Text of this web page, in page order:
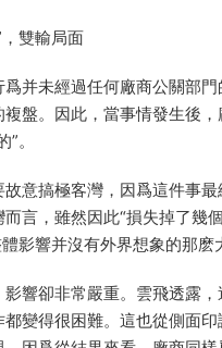
雙輸局面
并未經過任何廠商公關部
盤。因此，當事情發生後
。
意搞極客灣，因爲這件事最
言，雖然因此“損失掉了幾
影響并沒有外界想象的那麽
響卻非常嚴重。雲飛透露，
變得很困難。這也從側面